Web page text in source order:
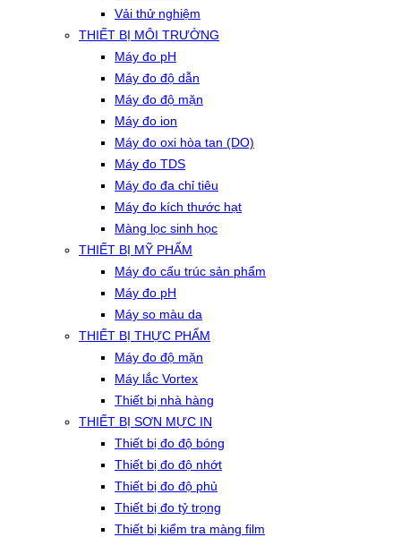
Vải thử nghiệm
THIẾT BỊ MÔI TRƯỜNG
Máy đo pH
Máy đo độ dẫn
Máy đo độ mặn
Máy đo ion
Máy đo oxi hòa tan (DO)
Máy đo TDS
Máy đo đa chỉ tiêu
Máy đo kích thước hạt
Màng lọc sinh học
THIẾT BỊ MỸ PHẨM
Máy đo cấu trúc sản phẩm
Máy đo pH
Máy so màu da
THIẾT BỊ THỰC PHẨM
Máy đo độ mặn
Máy lắc Vortex
Thiết bị nhà hàng
THIẾT BỊ SƠN MỰC IN
Thiết bị đo độ bóng
Thiết bị đo độ nhớt
Thiết bị đo độ phủ
Thiết bị đo tỷ trọng
Thiết bị kiểm tra màng film